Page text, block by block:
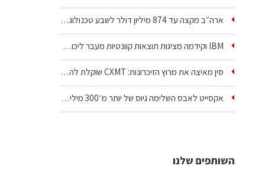
ארה״ב מקצה עד 874 מיליון דולר לשבע טכנולוגיות שבבים…
IBM וקידמה מציגות תוצאות קוונטיות מעבר ליכולת…
סין מאיצה את מרוץ הזיכרונות: CXMT שוקלת להקים מפעל…
אקסייט לאבס השלימה גיוס של יותר מ־300 מיליון דולר…
השותפים שלנו